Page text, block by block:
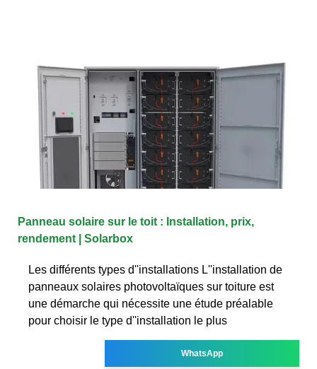
Panneau solaire sur le toit : Installation, prix,
rendement | Solarbox
Les différents types d''installations L''installation de
panneaux solaires photovoltaïques sur toiture est
une démarche qui nécessite une étude préalable
pour choisir le type d''installation le plus
WhatsApp